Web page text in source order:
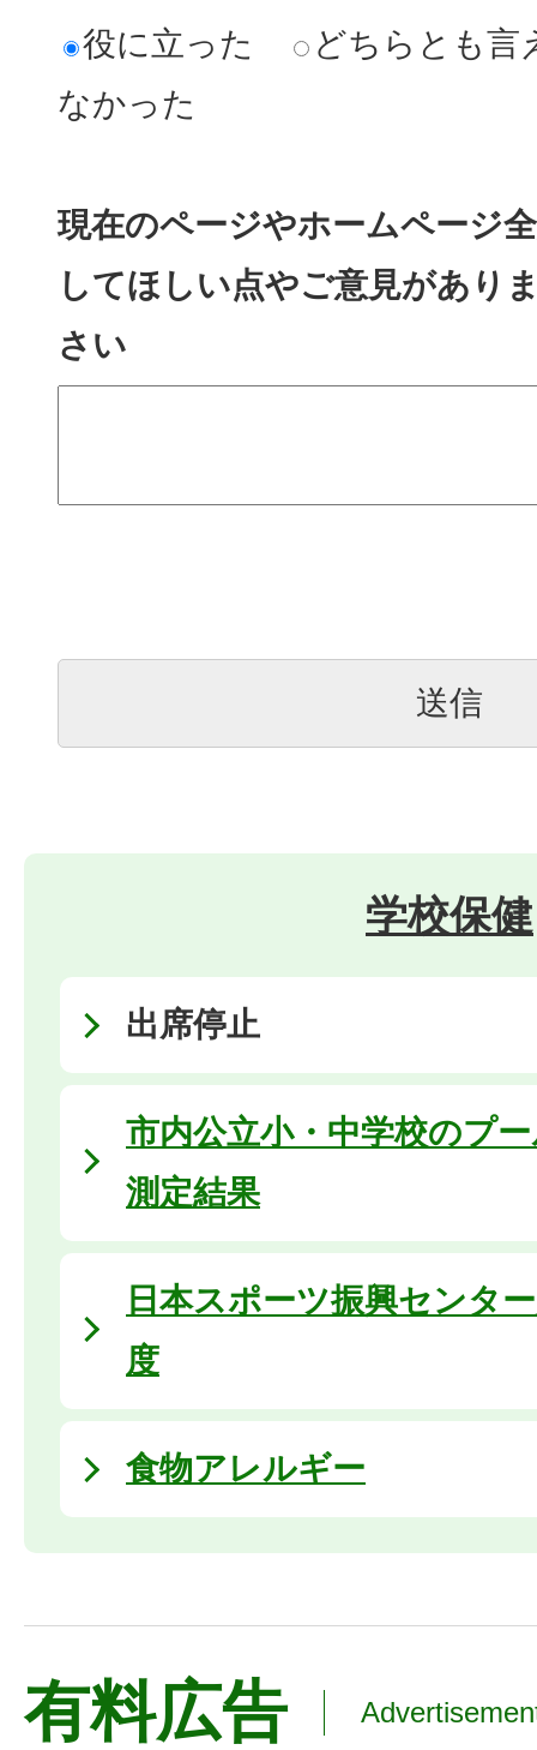
役に立った
どちらとも言
なかった
現在のページやホームページ
してほしい点やご意見があり
さい
学校保健
出席停止
市内公立小・中学校のプ
測定結果
日本スポーツ振興センタ
度
食物アレルギー
有料広告